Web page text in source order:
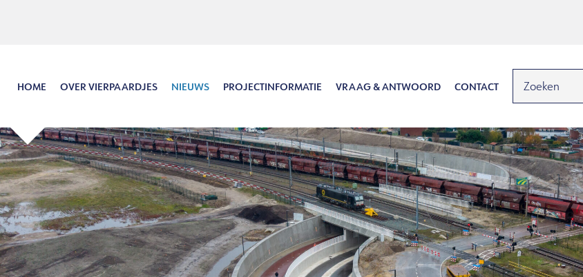
HOME OVER VIERPAARDJES NIEUWS PROJECTINFORMATIE VRAAG & ANTWOORD CONTACT